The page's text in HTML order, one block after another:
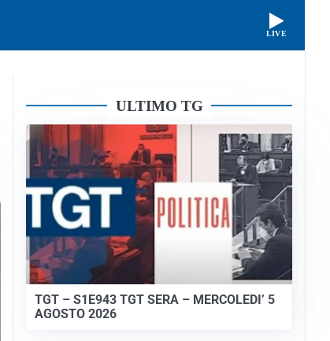
LIVE
ULTIMO TG
TGT – S1E943 TGT SERA – MERCOLEDI’ 5
AGOSTO 2026